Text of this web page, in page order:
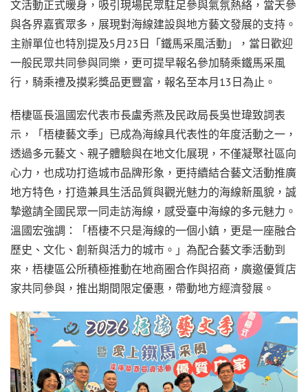
文活動正式暖身，吸引現場民眾駐足參與氣氛熱絡，當天參
與各界嘉賓眾多，展現對海線建設與地方藝文發展的支持。
主辦單位也特別提及5月23日「鐵馬采風活動」，當日歡迎
一般民眾共同參與同樂，更可提早報名參加騎乘鐵馬采風
行，騎乘禮及摸彩獎品更豐富，報名至本月13日為止。
梧棲區長溫國宏代表市長盧秀燕及民政局長吳世瑋致詞表
示，「梧棲藝文季」已成為海線具代表性的年度活動之一，
透過多元藝文、親子體驗與在地文化展現，不僅凝聚社區向
心力，也成功打造城市品牌形象，更持續結合藝文活動推廣
地方特色，打造兼具生活品質與觀光魅力的海線新風貌，誠
摯邀請全國民眾一同走訪海線，感受臺中海線的多元魅力。
溫國宏強調：「梧棲不只是海線的一個小鎮，更是一座融合
歷史、文化、創新與活力的城市。」為配合藝文季活動到
來，梧棲區公所積極推動在地商圈合作與招商，廣邀優質店
家共同參與，推出期間限定優惠，帶動地方經濟發展。